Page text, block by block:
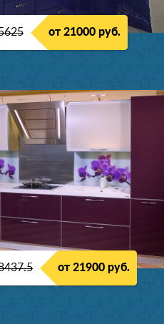
от 21000 руб.
от 21900 руб.